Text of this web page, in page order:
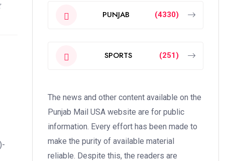
PUNJAB (4330)
SPORTS (251)
The news and other content available on the
Punjab Mail USA website are for public
information. Every effort has been made to
make the purity of available material
reliable. Despite this, the readers are